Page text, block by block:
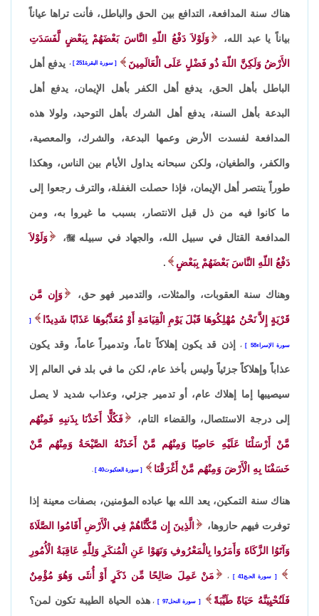
هناك سنة المدافعة، التدافع بين الحق والباطل، فأنت تراها عياناً
بياناً يا عبد الله، وَلَوْلاَ دَفْعُ اللّهِ النَّاسَ بَعْضَهُمْ بِبَعْضٍ لَّفَسَدَتِ
الأَرْضُ وَلَكِنَّ اللّهَ ذُو فَضْلٍ عَلَى الْعَالَمِينَ سورة البقرة251 ، يدفع أهل
الباطل بأهل الحق، يدفع أهل الكفر بأهل الإيمان، يدفع أهل
البدعة بأهل السنة، يدفع أهل الشرك بأهل التوحيد، ولولا هذه
المدافعة لفسدت الأرض وعمها البدعة، والشرك، والمعصية،
والكفر، والطغيان، ولكن سبحانه يداول الأيام بين الناس، وهكذا
طوراً ينتصر أهل الإيمان، فإذا حصلت الغفلة، والترف رجعوا إلى
ما كانوا فيه من ذل قبل الانتصار، بسبب ما غيروا به، ومن
المدافعة القتال في سبيل الله، والجهاد في سبيله، وَلَوْلاَ
دَفْعُ اللّهِ النَّاسَ بَعْضَهُمْ بِبَعْضٍ .
وهناك سنة العقوبات، والمثلات، والتدمير فهو حق، وَإِن مَّن
قَرْيَةٍ إِلاَّ نَحْنُ مُهْلِكُوهَا قَبْلَ يَوْمِ الْقِيَامَةِ أَوْ مُعَذِّبُوهَا عَذَابًا شَدِيدًا
سورة الإسراء58 ، إذن قد يكون إهلاكاً تاماً، وتدميراً عاماً، وقد يكون
عذاباً وإهلاكاً جزئياً وليس بأخذ عام، لكن ما في بلد في العالم إلا
سيصيبها إما إهلاك عام، أو تدمير جزئي، وعذاب شديد لا يصل
إلى درجة الاستئصال، والقضاء التام، فَكُلًّا أَخَذْنَا بِذَنبِهِ فَمِنْهُم
مَّنْ أَرْسَلْنَا عَلَيْهِ حَاصِبًا وَمِنْهُم مَّنْ أَخَذَتْهُ الصَّيْحَةُ وَمِنْهُم مَّنْ
خَسَفْنَا بِهِ الْأَرْضَ وَمِنْهُم مَّنْ أَغْرَقْنَا سورة العنكبوت40
هناك سنة التمكين، يعد الله بها عباده المؤمنين، بصفات معينة إذا
توفرت فيهم حازوها، الَّذِينَ إِن مَّكَّنَّاهُمْ فِي الْأَرْضِ أَقَامُوا الصَّلَاةَ
وَآتَوُا الزَّكَاةَ وَأَمَرُوا بِالْمَعْرُوفِ وَنَهَوْا عَنِ الْمُنكَرِ وَلِلَّهِ عَاقِبَةُ الْأُمُورِ
سورة الحـج41 ، مَنْ عَمِلَ صَالِحًا مِّن ذَكَرٍ أَوْ أُنثَى وَهُوَ مُؤْمِنٌ
فَلَنُحْيِيَنَّهُ حَيَاةً طَيِّبَةً سورة النحل97 ،هذه الحياة الطيبة تكون لمن؟